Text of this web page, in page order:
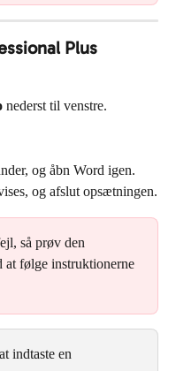
Plus
nederst til venstre.
og åbn Word igen.
og afslut opsætningen.
så prøv den
at følge instruktionerne
indtaste en